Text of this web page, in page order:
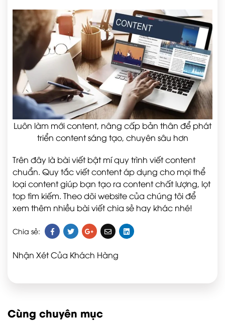
Luôn làm mới content, nâng cấp bản thân để phát
triển content sáng tạo, chuyên sâu hơn
Trên đây là bài viết bật mí quy trình viết content
chuẩn. Quy tắc viết content áp dụng cho mọi thể
loại content giúp bạn tạo ra content chất lượng, lọt
top tìm kiếm. Theo dõi website của chúng tôi để
xem thêm nhiều bài viết chia sẻ hay khác nhé!
Chia sẻ:
Nhận Xét Của Khách Hàng
Cùng chuyên mục